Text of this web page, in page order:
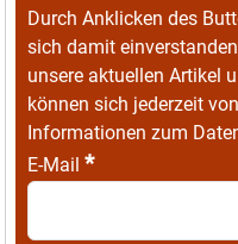
Durch Anklicken des
sich damit
unsere aktuellen Artikel
können sich jederzeit
Informationen zum
E-Mail *